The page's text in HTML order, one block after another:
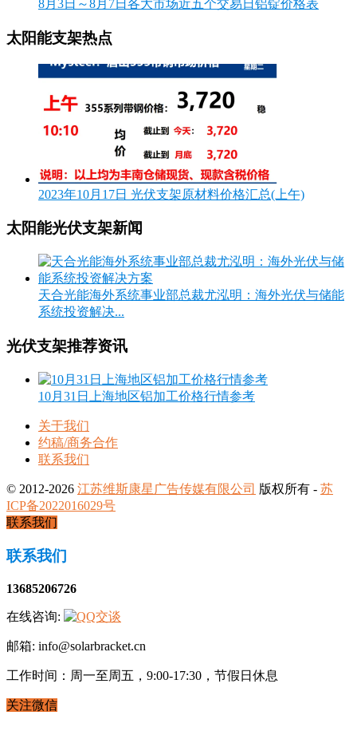
8月3日～8月7日各大市场近五个交易日铝锭价格表
太阳能支架热点
2023年10月17日 光伏支架原材料价格汇总(上午)
太阳能光伏支架新闻
天合光能海外系统事业部总裁尤泓明：海外光伏与储能
系统投资解决...
光伏支架推荐资讯
10月31日上海地区铝加工价格行情参考
关于我们
约稿/商务合作
联系我们
© 2012-2026 江苏维斯康星广告传媒有限公司 版权所有 - 苏
ICP备2022016029号
联系我们
联系我们
13685206726
在线咨询:
邮箱: info@solarbracket.cn
工作时间：周一至周五，9:00-17:30，节假日休息
关注微信